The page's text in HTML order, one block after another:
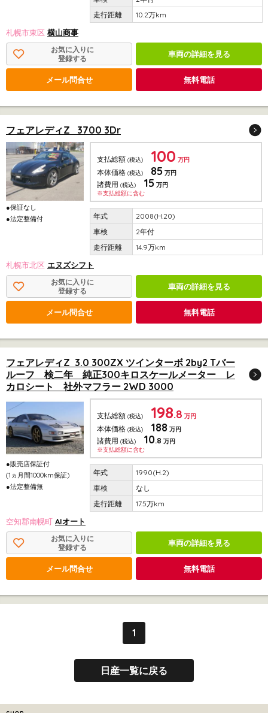
10.2万km
札幌市東区 横山商事
お気に入りに
登録する
車両の詳細を見る
メール問合せ 無料電話
フェアレディZ 3700 3Dr
●保証なし
●法定整備付
支払総額 (税込) 100 万円
本体価格 (税込) 85 万円
諸費用 (税込) 15 万円
※支払総額に含む
2008(H.20)
2年付
14.9万km
札幌市北区 エヌズシフト
お気に入りに
登録する
車両の詳細を見る
メール問合せ 無料電話
フェアレディZ 3.0 300ZX ツインターボ 2by2 Tバー
ルーフ 検二年 純正300キロスケールメーター レ
カロシート 社外マフラー 2WD 3000
●販売店保証付
(1ヵ月間1000km保証)
●法定整備無
支払総額 (税込) 198.8 万円
本体価格 (税込) 188 万円
諸費用 (税込) 10.8 万円
※支払総額に含む
1990(H.2)
なし
17.5万km
空知郡南幌町 AIオート
お気に入りに
登録する
車両の詳細を見る
メール問合せ 無料電話
1
日産一覧に戻る